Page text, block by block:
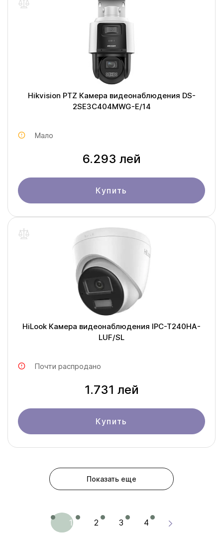
Hikvision PTZ Камера видеонаблюдения DS-
2SE3C404MWG-E/14
Мало
6.293 лей
Купить
HiLook Камера видеонаблюдения IPC-T240HA-
LUF/SL
Почти распродано
1.731 лей
Купить
Показать еще
1 2 3 4